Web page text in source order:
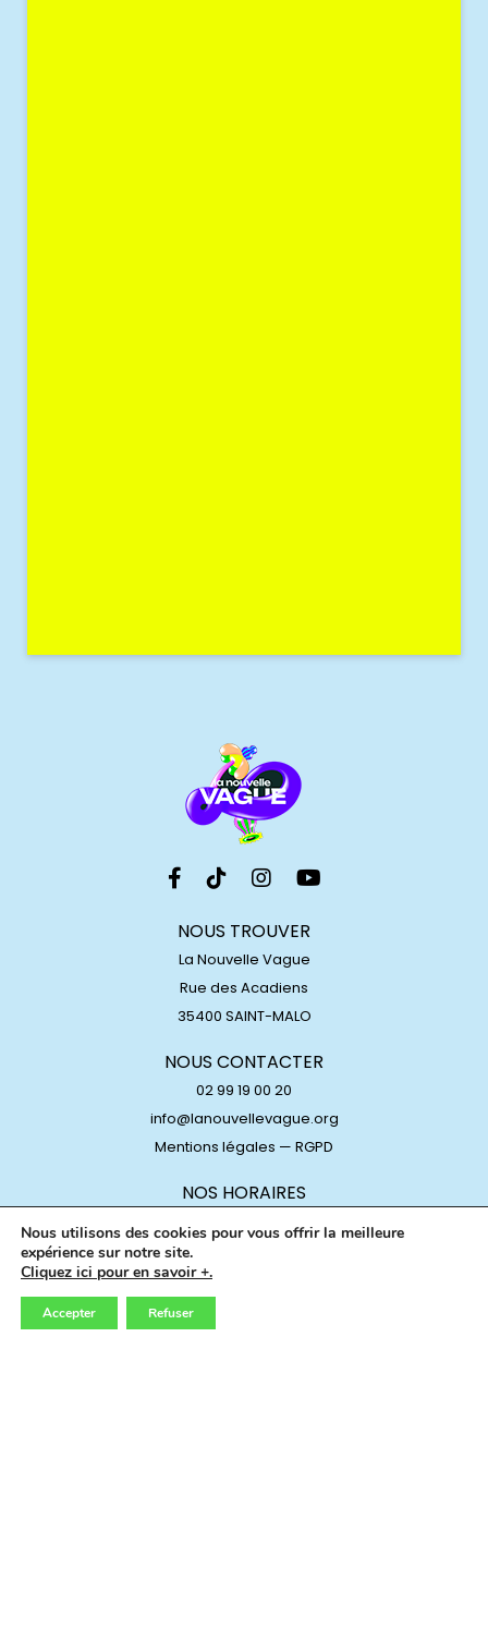
NOUS TROUVER
La Nouvelle Vague
Rue des Acadiens
35400 SAINT-MALO
NOUS CONTACTER
02 99 19 00 20
info@lanouvellevague.org
Mentions légales — RGPD
NOS HORAIRES
Nous utilisons des cookies pour vous offrir la meilleure
expérience sur notre site.
Cliquez ici pour en savoir +.
Accepter Refuser